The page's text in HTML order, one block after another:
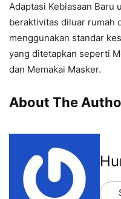
Adaptasi Kebiasaan Baru
beraktivitas diluar rumah
menggunakan standar
yang ditetapkan seperti
dan Memakai Masker.
About The